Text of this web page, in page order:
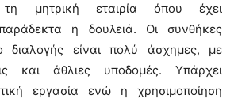
τη μητρική εταιρία όπου έχει
η δουλειά. Οι συνθήκες
διαλογής είναι πολύ άσχημες, με
και άθλιες υποδομές. Υπάρχει
εργασία ενώ η χρησιμοποίηση